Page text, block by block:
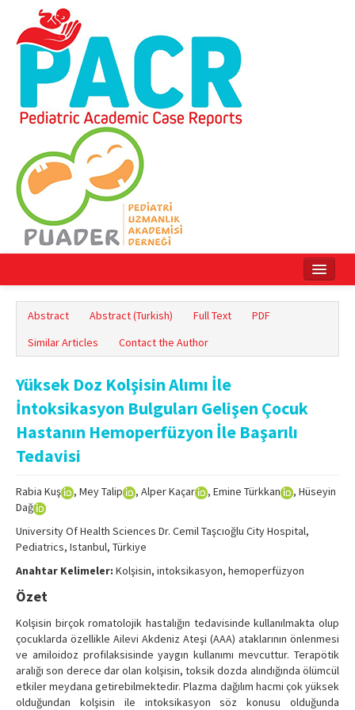
Online First
Archive
Search Articles
Contact Us
Abstract Abstract (Turkish) Full Text
PDF
Similar Articles
Contact the Author
Yüksek Doz Kolşisin Alımı İle
İntoksikasyon Bulguları Gelişen Çocuk
Hastanın Hemoperfüzyon İle Başarılı
Tedavisi
Rabia Kuş , Mey Talip , Alper Kaçar , Emine Türkkan
, Hüseyin
Dağ
University Of Health Sciences Dr. Cemil Taşcıoğlu City Hospital,
Pediatrics, Istanbul, Türkiye
Anahtar Kelimeler: Kolşisin, intoksikasyon, hemoperfüzyon
Özet
Kolşisin birçok romatolojik hastalığın tedavisinde kullanılmakta olup
çocuklarda özellikle Ailevi Akdeniz Ateşi (AAA) ataklarının önlenmesi
ve amiloidoz profilaksisinde yaygın kullanımı mevcuttur. Terapötik
aralığı son derece dar olan kolşisin, toksik dozda alındığında ölümcül
etkiler meydana getirebilmektedir. Plazma dağılım hacmi çok yüksek
olduğundan kolşisin ile intoksikasyon söz konusu olduğunda